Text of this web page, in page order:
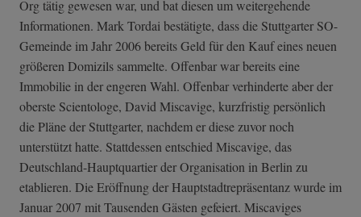
Org tätig gewesen war, und bat diesen um weitergehende
Informationen. Mark Tordai bestätigte, dass die Stuttgarter SO-
Gemeinde im Jahr 2006 bereits Geld für den Kauf eines neuen
größeren Domizils sammelte. Offenbar war bereits eine
Immobilie in der engeren Wahl. Offenbar verhinderte aber der
oberste Scientologe, David Miscavige, kurzfristig persönlich
die Pläne der Stuttgarter, nachdem er diese zuvor noch
unterstützt hatte. Stattdessen entschied Miscavige, das
Deutschland-Hauptquartier der Organisation in Berlin zu
etablieren. Die Eröffnung der Hauptstadtrepräsentanz wurde im
Januar 2007 mit Tausenden Gästen gefeiert. Miscaviges